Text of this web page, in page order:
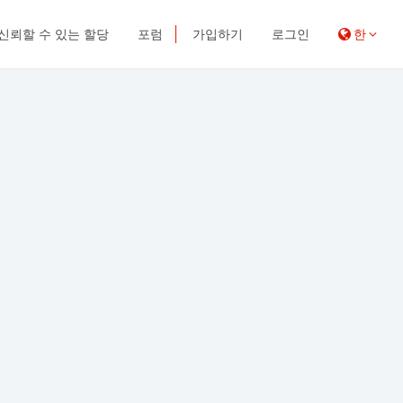
뢰할 수 있는 할당 포럼 가입하기 로그인 한